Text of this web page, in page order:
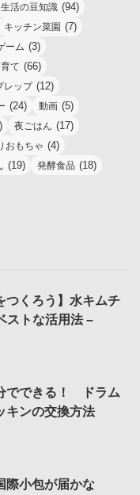
活の豆知識 (94)
キッチン菜園 (7)
ーム (3)
て (66)
レップ(12)
(24) 動画 (5)
夜ごはん (17)
おもちゃ (4)
(19) 発酵食品 (18)
つくろう】水キムチ
ストな活用法 –
でできる！ ドラム
キンの交換方法
際小包が届かな